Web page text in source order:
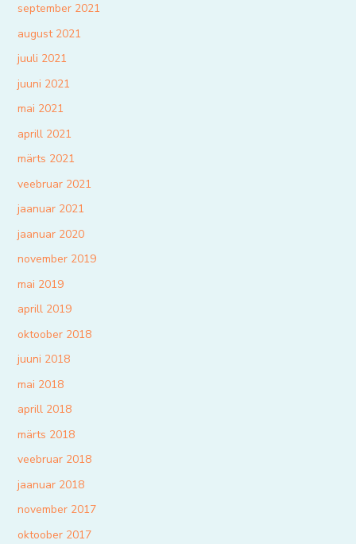
september 2021
august 2021
juuli 2021
juuni 2021
mai 2021
aprill 2021
märts 2021
veebruar 2021
jaanuar 2021
jaanuar 2020
november 2019
mai 2019
aprill 2019
oktoober 2018
juuni 2018
mai 2018
aprill 2018
märts 2018
veebruar 2018
jaanuar 2018
november 2017
oktoober 2017